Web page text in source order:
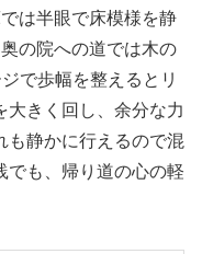
は半眼で床模様を静
の院への道では木の
で歩幅を整えるとリ
大きく回し、余分な力
も静かに行えるので混
でも、帰り道の心の軽